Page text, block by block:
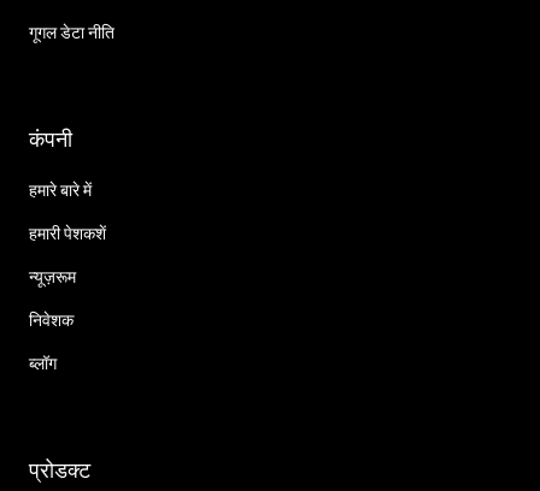
गूगल डेटा नीति
कंपनी
हमारे बारे में
हमारी पेशकशें
न्यूज़रूम
निवेशक
ब्लॉग
प्रोडक्ट